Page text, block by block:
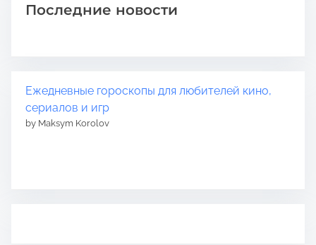
Последние новости
Ежедневные гороскопы для любителей кино,
сериалов и игр
by Maksym Korolov